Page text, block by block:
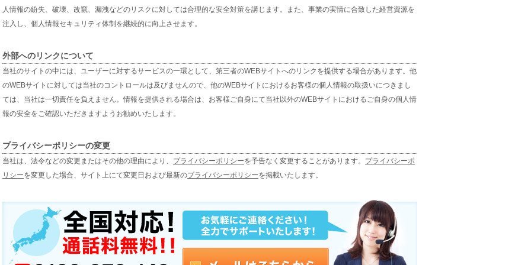
人情報の紛失、破壊、改竄、漏洩などのリスクに対しては合理的な安全対策を講じます。また、事業の実情に合致した経営資源を
注入し、個人情報セキュリティ体制を継続的に向上させます。
外部へのリンクについて
当社のサイトの中には、ユーザーに対するサービスの一環として、第三者のWEBサイトへのリンクを提供する場合があります。他
のWEBサイトに対しては当社のコントロールは及びませんので、他のWEBサイトにおけるお客様の個人情報の取扱いにつきまし
ては、当社は一切責任を負えません。情報を提供される場合は、お客様ご自身にて当社以外のWEBサイトにおけるご自身の個人情
報の安全をご確認いただきますようお勧めいたします。
プライバシーポリシーの変更
当社は、法令などの変更またはその他の理由により、 プライバシーポリシーを予告なく変更することがあります。 プライバシーポ
リシーを変更した場合、サイト上にて変更日および最新のプライバシーポリシーを掲載いたします。